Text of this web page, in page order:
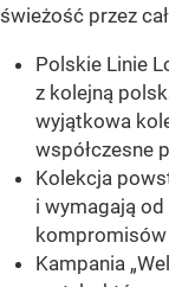
świeżość przez
Polskie Linie
z kolejną
wyjątkowa
współczesne
Kolekcja
i wymagają
Kampania